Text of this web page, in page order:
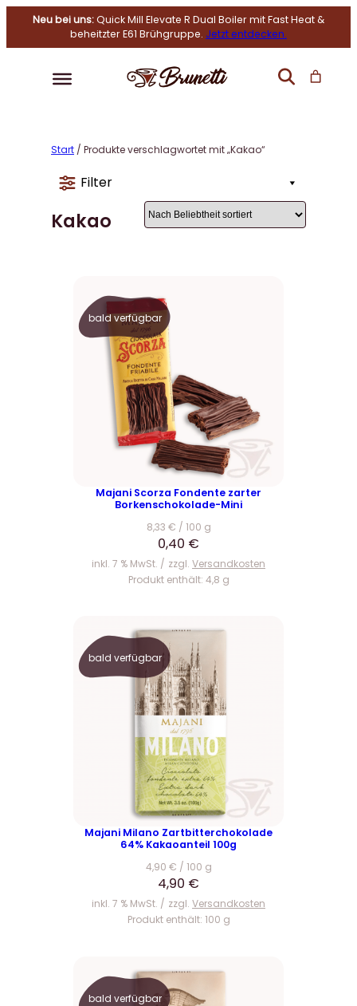
Neu bei uns:Quick Mill Elevate R Dual Boiler mit Fast Heat &
beheitzter E61 Brühgruppe. Jetzt entdecken.
Start / Produkte verschlagwortet mit „Kakao“
Filter
Kakao
bald verfügbar
Majani Scorza Fondente zarter
Borkenschokolade-Mini
8,33 € / 100 g
0,40 €
inkl. 7 % MwSt. zzgl. Versandkosten
Produkt enthält: 4,8 g
bald verfügbar
Majani Milano Zartbitterchokolade
64% Kakaoanteil 100g
4,90 € / 100 g
4,90 €
inkl. 7 % MwSt. zzgl. Versandkosten
Produkt enthält: 100 g
bald verfügbar